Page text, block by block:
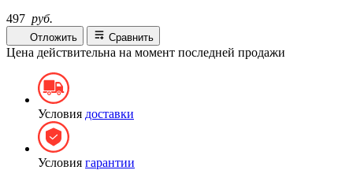
497 руб.
Отложить Сравнить
Цена действительна на момент последней продажи
Условия доставки
Условия гарантии